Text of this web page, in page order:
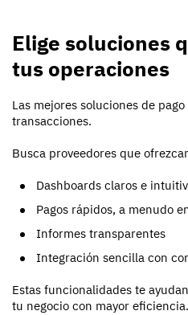
Elige soluciones
tus operaciones
Las mejores soluciones de
transacciones.
Busca proveedores que
Dashboards claros e
Pagos rápidos, a menudo
Informes transparentes
Integración sencilla con
Estas funcionalidades te
tu negocio con mayor eficiencia.